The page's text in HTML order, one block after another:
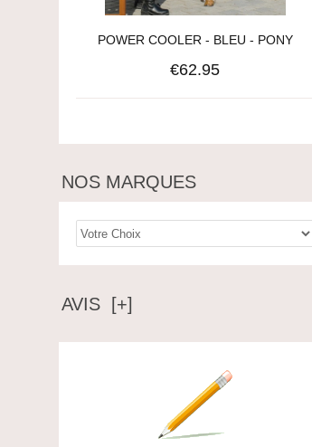
POWER COOLER - BLEU - PONY
€62.95
NOS MARQUES
AVIS [+]